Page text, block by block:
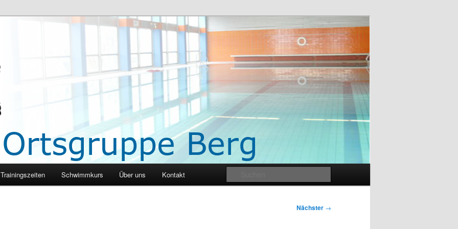
Trainingszeiten Schwimmkurs Über uns Kontakt
Nächster →